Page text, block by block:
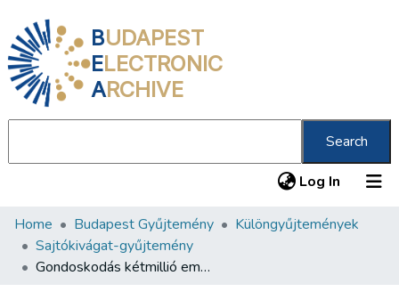
BUDAPEST
ELECTRONIC
ARCHIVE
Search
Log In (current)
Communities & Collections
All of DSpace
Home Budapest Gyűjtemény
Különgyűjtemények
Sajtókivágat-gyűjtemény
Gondoskodás kétmillió emberről